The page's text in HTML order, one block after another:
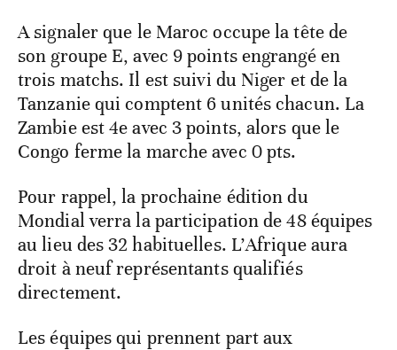
A signaler que le Maroc occupe la tête de
son groupe E, avec 9 points engrangé en
trois matchs. Il est suivi du Niger et de la
Tanzanie qui comptent 6 unités chacun. La
Zambie est 4e avec 3 points, alors que le
Congo ferme la marche avec 0 pts.
Pour rappel, la prochaine édition du
Mondial verra la participation de 48 équipes
au lieu des 32 habituelles. L’Afrique aura
droit à neuf représentants qualifiés
directement.
Les équipes qui prennent part aux